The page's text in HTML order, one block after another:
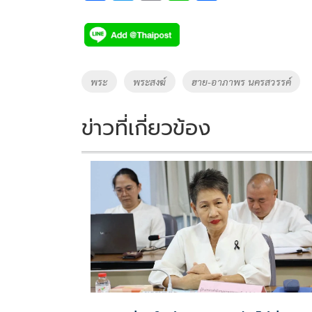
e
b
o
k
tt
er
p
y
Li
k
Tags
พระ พระสงฆ์ ฮาย-อาภาพร นครสวรรค์
ข่าวที่เกี่ยวข้อง